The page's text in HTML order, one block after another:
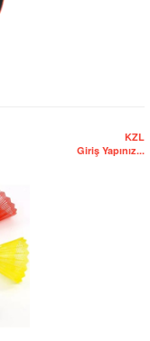
KZL
Giriş Yapınız...